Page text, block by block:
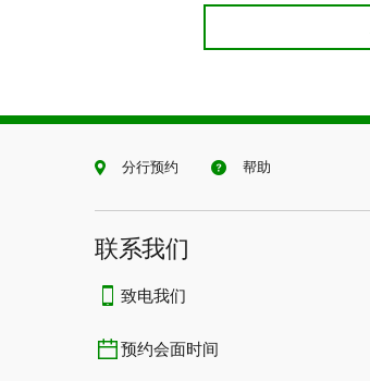
分行预约 帮助
联系我们​​​​​​​
致电我们
预约会面时间